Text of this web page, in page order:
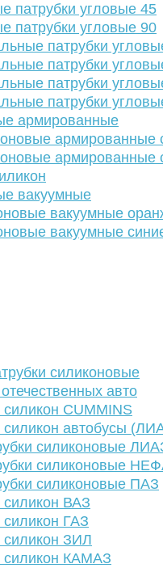
патрубки угловые 45
патрубки угловые 90
патрубки
патрубки
патрубки
патрубки
армированные
армированные
армированные
вакуумные
вакуумные
вакуумные
силиконовые
авто
силикон CUMMINS
силикон автобусы
силиконовые
силиконовые
силиконовые ПАЗ
силикон ВАЗ
силикон ГАЗ
силикон ЗИЛ
силикон КАМАЗ